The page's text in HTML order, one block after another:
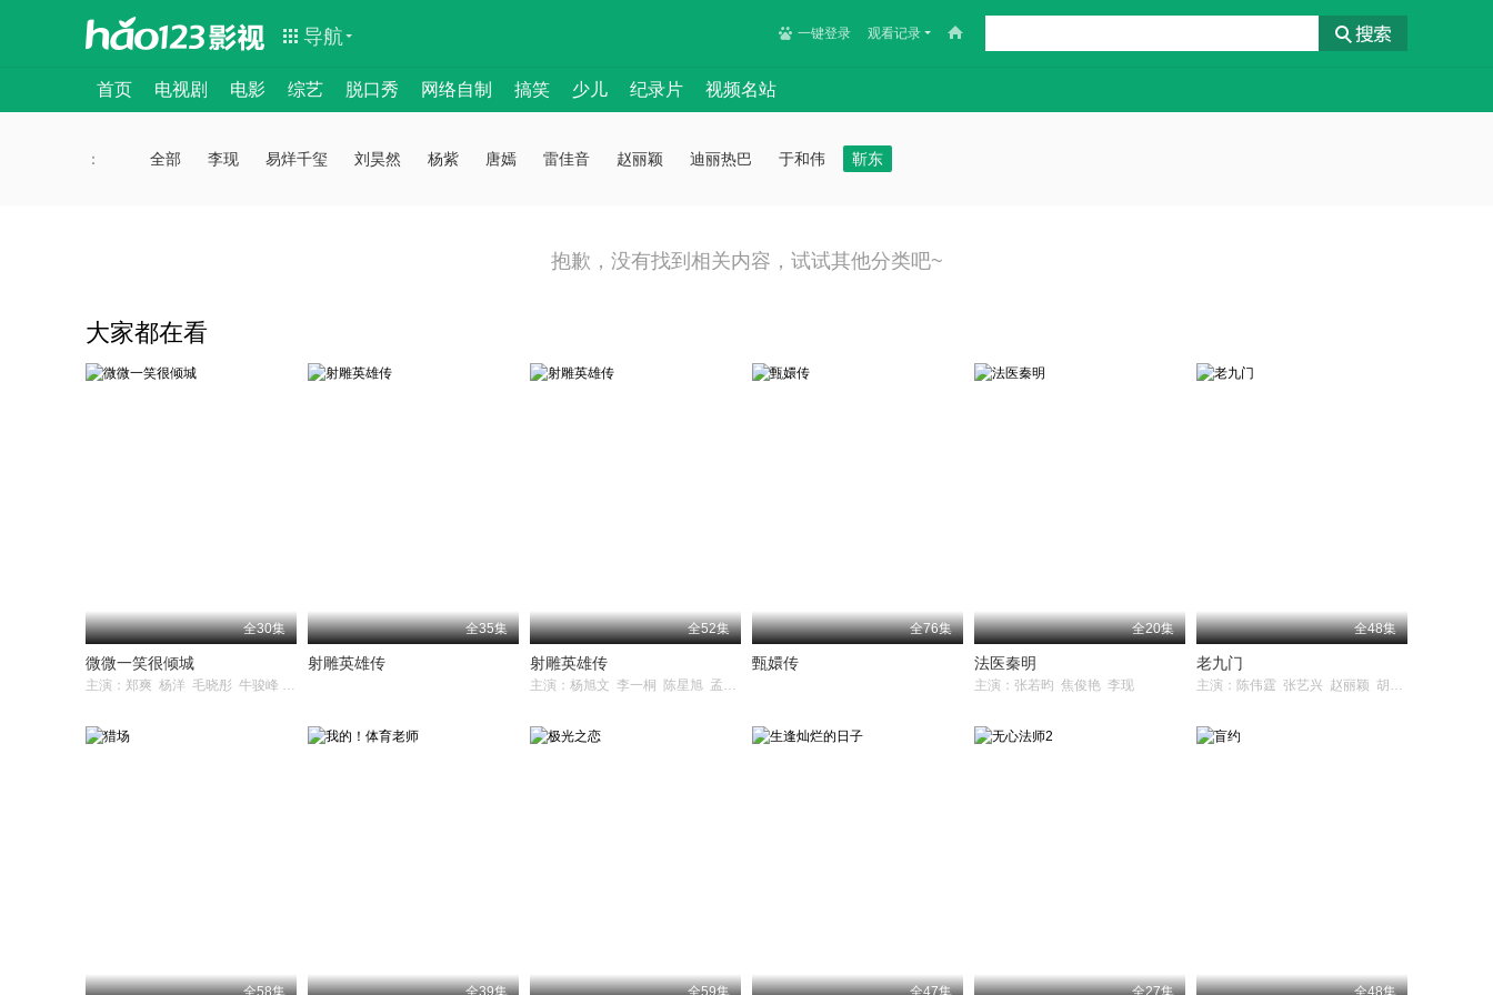
导航 一键登录 观看记录
首页 电视剧 电影 综艺 脱口秀 网络自制 搞笑 少儿 纪录片 视频名站
：： 全部 李现 易烊千玺 刘昊然 杨紫 唐嫣 雷佳音 赵丽颖 迪丽热巴 于和伟 靳东
抱歉，没有找到相关内容，试试其他分类吧~
大家都在看
全30集
微微一笑很倾城
主演：郑爽 杨洋 毛晓彤 牛骏峰 崔航
全35集
射雕英雄传
全52集
射雕英雄传
主演：杨旭文 李一桐 陈星旭 孟子义 代文雯 赵立新 苗侨伟 黑子 吕良伟 宁文彤 刘智扬 王奎荣 肖茵 邵峰 韩栋 李宗翰 刘芊含 邵兵 曾黎 米露 余皑磊 侯瑞祥 宗峰岩 郑斌辉 林依晨 袁弘 周
全76集
甄嬛传
全20集
法医秦明
主演：张若昀 焦俊艳 李现
全48集
老九门
主演：陈伟霆 张艺兴 赵丽颖 胡耘豪 应昊茗 袁冰妍 王美人 王闯 张铭恩 杨紫茳 张鲁一 李乃文 李宗翰
全58集 全39集 全59集 全47集 全27集 全48集